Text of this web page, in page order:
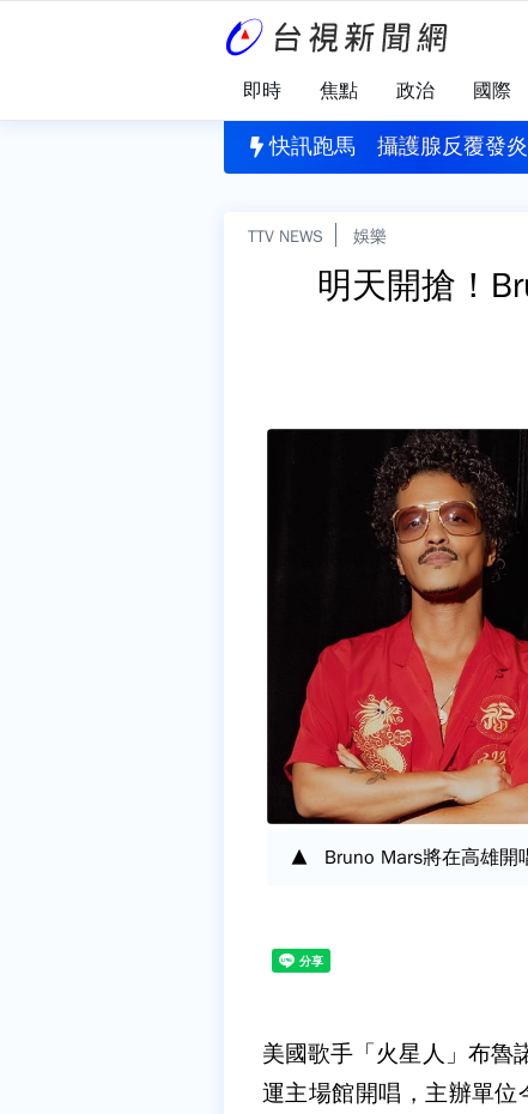
即時 焦點 政治 國際
快訊跑馬
最近！中部以北慎防豪雨 海警最快週一解除
攝護腺反覆發
TTV NEWS 娛樂
明天開搶！
Bruno Mars將在高雄開
美國歌手「火星人」布魯
運主場館開唱，主辦單